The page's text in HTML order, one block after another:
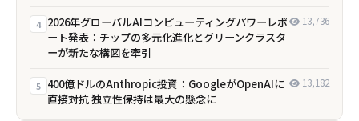
4 2026年グローバルAIコンピューティングパワーレポ
ート発表：チップの多元化進化とグリーンクラスタ
ーが新たな構図を牽引
13,736
5 400億ドルのAnthropic投資：GoogleがOpenAIに
直接対抗 独立性保持は最大の懸念に
13,182